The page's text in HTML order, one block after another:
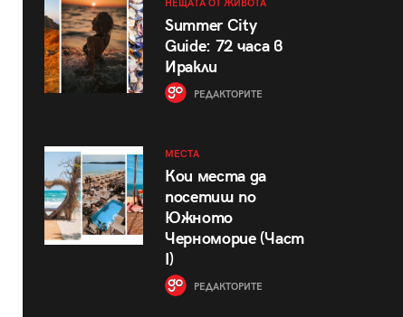
НЕЩАТА ОТ ЖИВОТА
Summer City
Guide: 72 часа в
Иракли
РЕДАКТОРИТЕ
МЕСТА
Кои места да
посетиш по
Южното
Черноморие (Част
I)
РЕДАКТОРИТЕ